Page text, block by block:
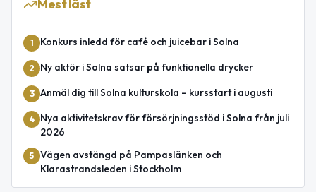
Mest läst
1 Konkurs inledd för café och juicebar i Solna
2 Ny aktör i Solna satsar på funktionella drycker
3 Anmäl dig till Solna kulturskola – kursstart i augusti
4
Nya aktivitetskrav för försörjningsstöd i Solna från juli
2026
5 Vägen avstängd på Pampaslänken och
Klarastrandsleden i Stockholm